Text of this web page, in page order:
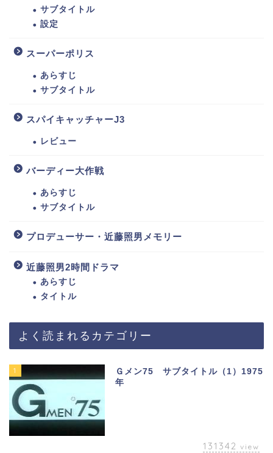
サブタイトル
設定
スーパーポリス
あらすじ
サブタイトル
スパイキャッチャーJ3
レビュー
バーディー大作戦
あらすじ
サブタイトル
プロデューサー・近藤照男メモリー
近藤照男2時間ドラマ
あらすじ
タイトル
よく読まれるカテゴリー
1
Ｇメン75 サブタイトル（1）1975
年
131342 view